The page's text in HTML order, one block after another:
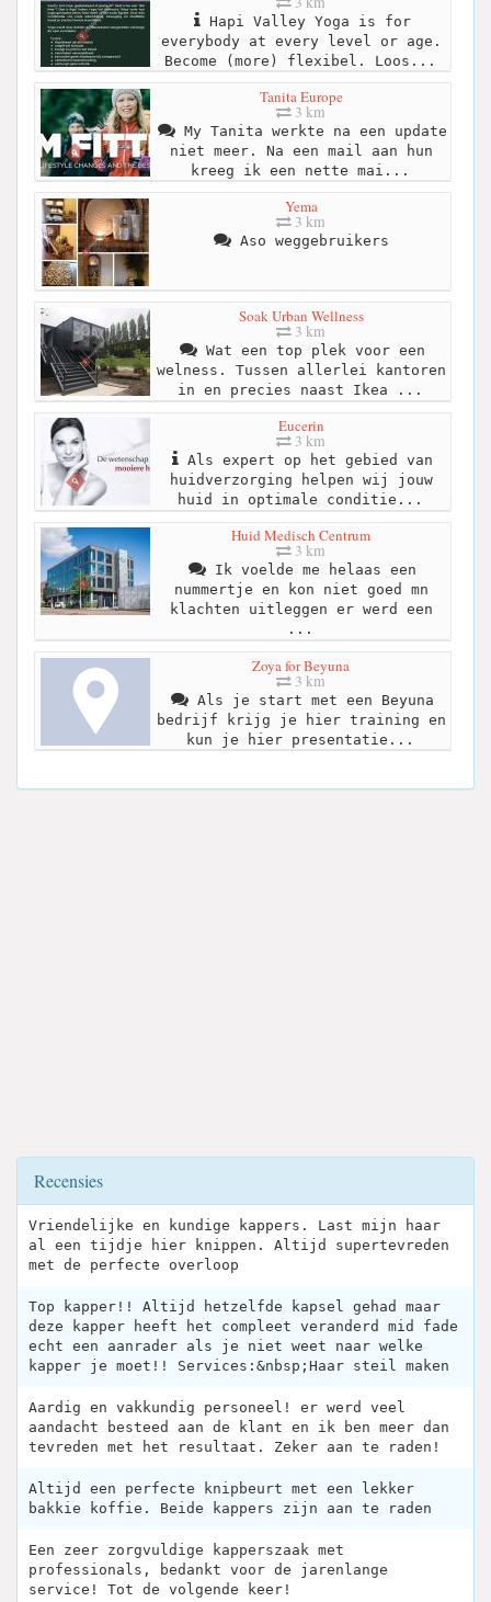
Hapi Valley Yoga is for
everybody at every level or age.
Become (more) flexibel. Loos...
Tanita Europe
3 km
My Tanita werkte na een update
niet meer. Na een mail aan hun
kreeg ik een nette mai...
Yema
3 km
Aso weggebruikers
Soak Urban Wellness
3 km
Wat een top plek voor een
welness. Tussen allerlei kantoren
in en precies naast Ikea ...
Eucerin
3 km
Als expert op het gebied van
huidverzorging helpen wij jouw
huid in optimale conditie...
Huid Medisch Centrum
3 km
Ik voelde me helaas een
nummertje en kon niet goed mn
klachten uitleggen er werd een
...
Zoya for Beyuna
3 km
Als je start met een Beyuna
bedrijf krijg je hier training en
kun je hier presentatie...
Recensies
Vriendelijke en kundige kappers. Last mijn haar
al een tijdje hier knippen. Altijd supertevreden
met de perfecte overloop
Top kapper!! Altijd hetzelfde kapsel gehad maar
deze kapper heeft het compleet veranderd mid fade
echt een aanrader als je niet weet naar welke
kapper je moet!! Services:&nbsp;Haar steil maken
Aardig en vakkundig personeel! er werd veel
aandacht besteed aan de klant en ik ben meer dan
tevreden met het resultaat. Zeker aan te raden!
Altijd een perfecte knipbeurt met een lekker
bakkie koffie. Beide kappers zijn aan te raden
Een zeer zorgvuldige kapperszaak met
professionals, bedankt voor de jarenlange
service! Tot de volgende keer!